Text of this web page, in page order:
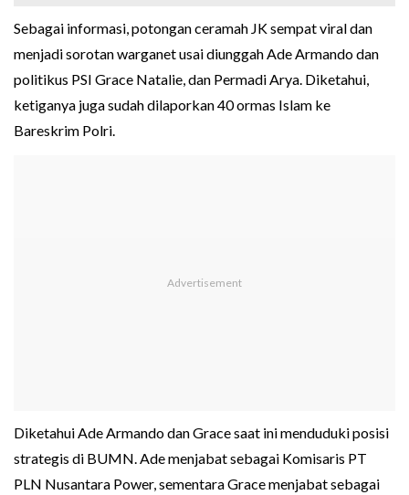
Sebagai informasi, potongan ceramah JK sempat viral dan
menjadi sorotan warganet usai diunggah Ade Armando dan
politikus PSI Grace Natalie, dan Permadi Arya. Diketahui,
ketiganya juga sudah dilaporkan 40 ormas Islam ke
Bareskrim Polri.
Diketahui Ade Armando dan Grace saat ini menduduki posisi
strategis di BUMN. Ade menjabat sebagai Komisaris PT
PLN Nusantara Power, sementara Grace menjabat sebagai